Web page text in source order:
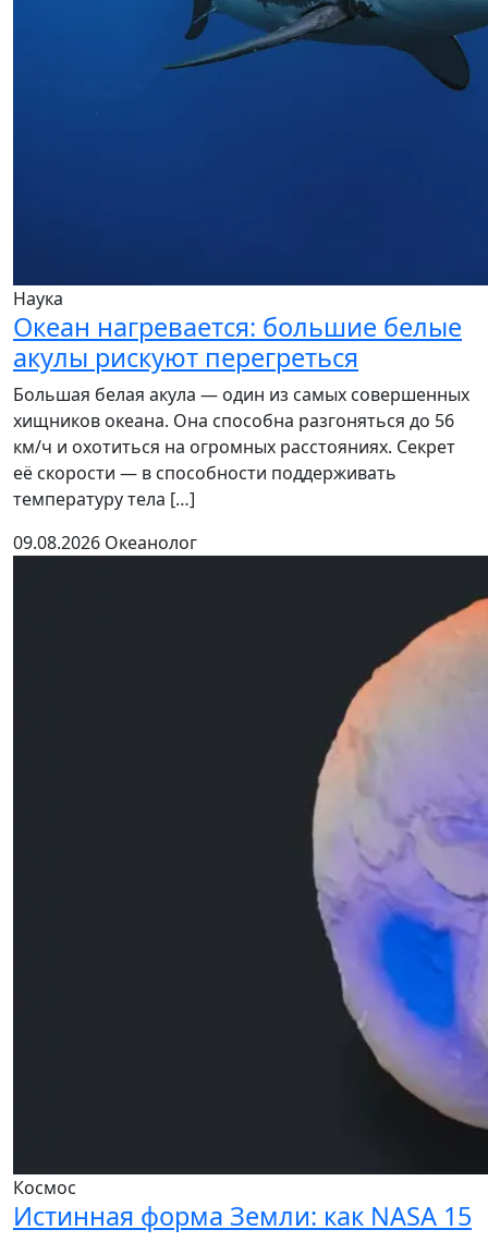
Наука
Океан нагревается: большие белые
акулы рискуют перегреться
Большая белая акула — один из самых совершенных
хищников океана. Она способна разгоняться до 56
км/ч и охотиться на огромных расстояниях. Секрет
её скорости — в способности поддерживать
температуру тела […]
09.08.2026 Океанолог
Космос
Истинная форма Земли: как NASA 15